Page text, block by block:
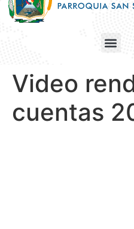
Video
cuentas